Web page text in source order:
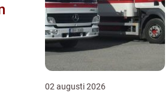
02 augusti 2026